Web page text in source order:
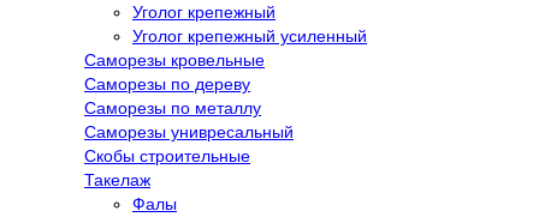
Уголог крепежный
Уголог крепежный усиленный
Саморезы кровельные
Саморезы по дереву
Саморезы по металлу
Саморезы унивресальный
Скобы строительные
Такелаж
Фалы